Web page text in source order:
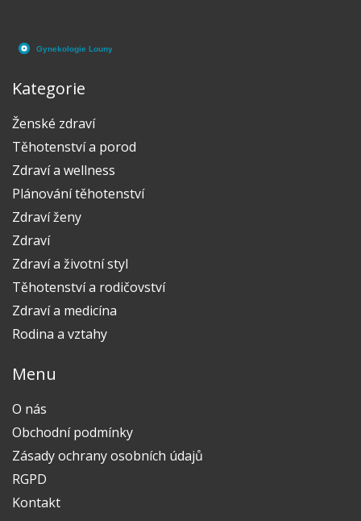
Kategorie
Ženské zdraví
Těhotenství a porod
Zdraví a wellness
Plánování těhotenství
Zdraví ženy
Zdraví
Zdraví a životní styl
Těhotenství a rodičovství
Zdraví a medicína
Rodina a vztahy
Menu
O nás
Obchodní podmínky
Zásady ochrany osobních údajů
RGPD
Kontakt